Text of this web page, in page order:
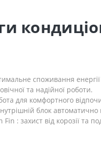
споживання
та надійної роботи.
для комфортного
блок автоматично
: захист від корозії та